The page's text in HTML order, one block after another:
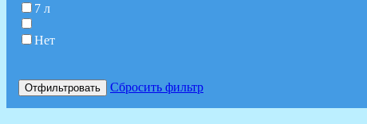
7 л
Нет
Отфильтровать Сбросить фильтр